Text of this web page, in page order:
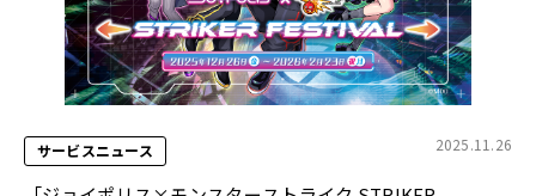
サービスニュース 2025.11.26